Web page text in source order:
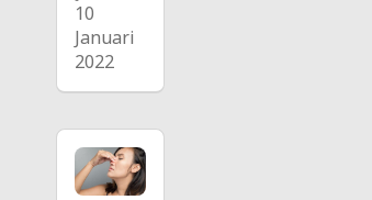
10
Januari
2022